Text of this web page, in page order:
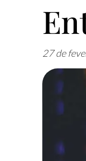
27 de